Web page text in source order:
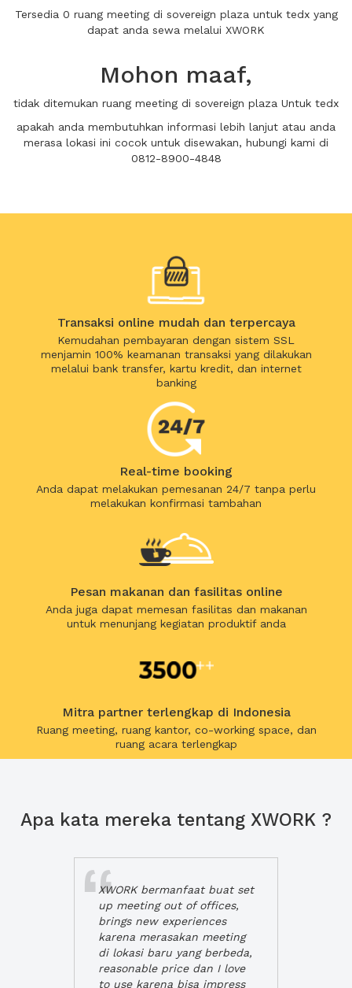
Tersedia 0 ruang meeting di sovereign plaza untuk tedx yang
dapat anda sewa melalui XWORK
Mohon maaf,
tidak ditemukan ruang meeting di sovereign plaza Untuk tedx
apakah anda membutuhkan informasi lebih lanjut atau anda
merasa lokasi ini cocok untuk disewakan, hubungi kami di
0812-8900-4848
Transaksi online mudah dan terpercaya
Kemudahan pembayaran dengan sistem SSL
menjamin 100% keamanan transaksi yang dilakukan
melalui bank transfer, kartu kredit, dan internet
banking
Real-time booking
Anda dapat melakukan pemesanan 24/7 tanpa perlu
melakukan konfirmasi tambahan
Pesan makanan dan fasilitas online
Anda juga dapat memesan fasilitas dan makanan
untuk menunjang kegiatan produktif anda
Mitra partner terlengkap di Indonesia
Ruang meeting, ruang kantor, co-working space, dan
ruang acara terlengkap
Apa kata mereka tentang XWORK ?
XWORK bermanfaat buat set
up meeting out of offices,
brings new experiences
karena merasakan meeting
di lokasi baru yang berbeda,
reasonable price dan I love
to use karena bisa impress